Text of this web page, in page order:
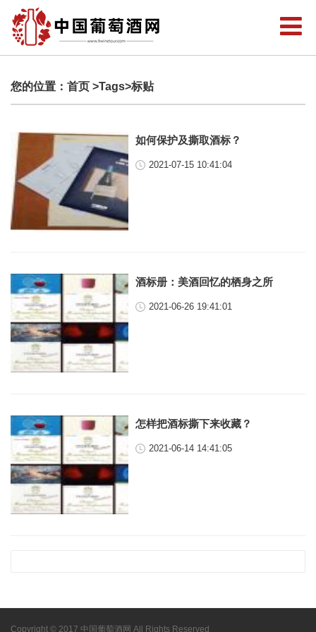
您的位置： 首页 >Tags>标贴
如何保护及撕取酒标？
2021-07-15 10:41:04
酒标册：美酒回忆的栖身之所
2021-06-26 19:41:01
怎样把酒标撕下来收藏？
2021-06-14 14:41:05
Copyright © 2017 中国葡萄酒网 All Rights Reserved